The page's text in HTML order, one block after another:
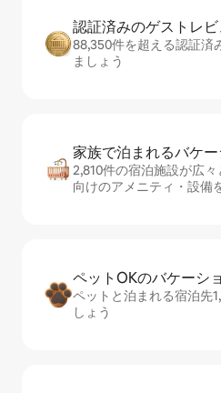
認証済みのゲ⁠ス⁠ト⁠レ⁠
88,350件を超える認証済
ましょう
家族で泊まれるバ⁠ケ⁠
2,810件の宿泊施設が広
向けのアメニティ・設備
ペットOKのバ⁠ケ⁠ー⁠シ⁠
ペットと泊まれる宿泊先
しょう